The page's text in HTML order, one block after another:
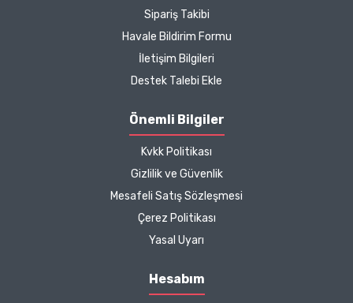
Sipariş Takibi
Havale Bildirim Formu
İletişim Bilgileri
Destek Talebi Ekle
Önemli Bilgiler
Kvkk Politikası
Gizlilik ve Güvenlik
Mesafeli Satış Sözleşmesi
Çerez Politikası
Yasal Uyarı
Hesabım